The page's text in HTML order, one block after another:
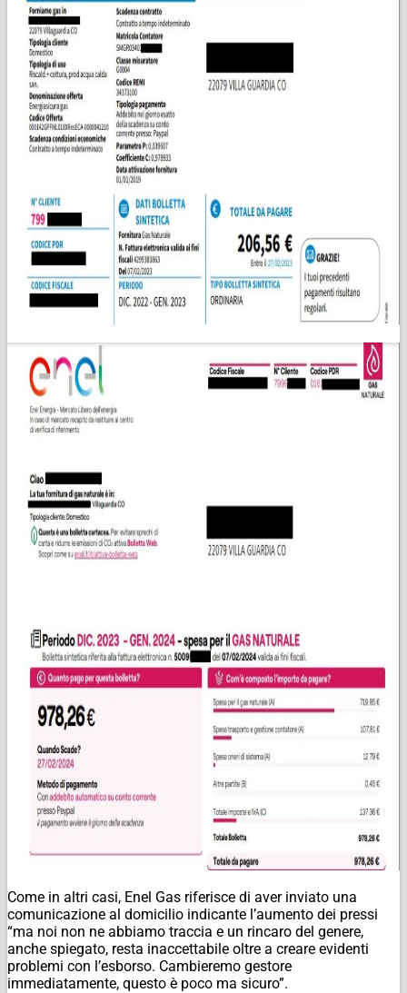
Come in altri casi, Enel Gas riferisce di aver inviato una
comunicazione al domicilio indicante l’aumento dei pressi
“ma noi non ne abbiamo traccia e un rincaro del genere,
anche spiegato, resta inaccettabile oltre a creare evidenti
problemi con l’esborso. Cambieremo gestore
immediatamente, questo è poco ma sicuro”.